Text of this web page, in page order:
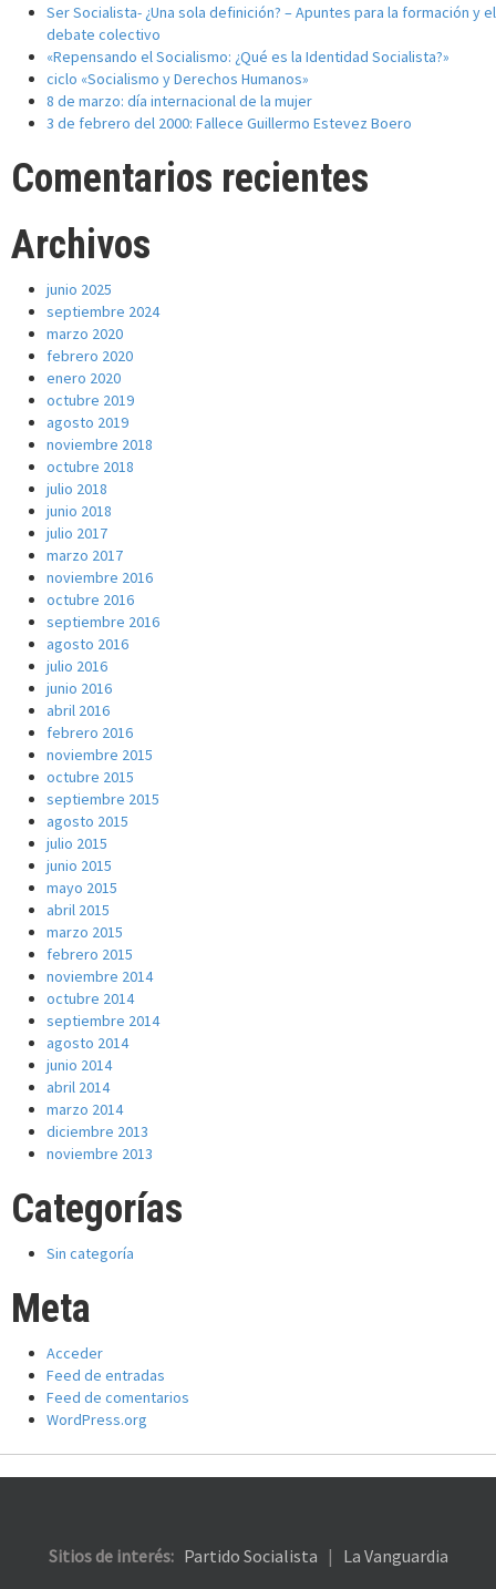
Ser Socialista- ¿Una sola definición? – Apuntes para la formación y el
debate colectivo
«Repensando el Socialismo: ¿Qué es la Identidad Socialista?»
ciclo «Socialismo y Derechos Humanos»
8 de marzo: día internacional de la mujer
3 de febrero del 2000: Fallece Guillermo Estevez Boero
Comentarios recientes
Archivos
junio 2025
septiembre 2024
marzo 2020
febrero 2020
enero 2020
octubre 2019
agosto 2019
noviembre 2018
octubre 2018
julio 2018
junio 2018
julio 2017
marzo 2017
noviembre 2016
octubre 2016
septiembre 2016
agosto 2016
julio 2016
junio 2016
abril 2016
febrero 2016
noviembre 2015
octubre 2015
septiembre 2015
agosto 2015
julio 2015
junio 2015
mayo 2015
abril 2015
marzo 2015
febrero 2015
noviembre 2014
octubre 2014
septiembre 2014
agosto 2014
junio 2014
abril 2014
marzo 2014
diciembre 2013
noviembre 2013
Categorías
Sin categoría
Meta
Acceder
Feed de entradas
Feed de comentarios
WordPress.org
Sitios de interés: Partido Socialista | La Vanguardia